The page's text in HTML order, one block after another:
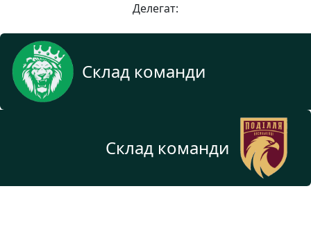
Делегат:
Склад команди
Склад команди